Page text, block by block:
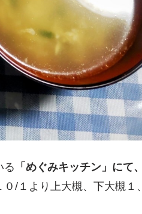
る 「めぐみキッチン」にて、
/１より上大槻、下大槻１、